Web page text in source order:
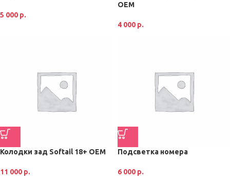
5 000 р.
ОЕМ
4 000 р.
Колодки зад Softail 18+ OEM
11 000 р.
Подсветка номера
6 000 р.